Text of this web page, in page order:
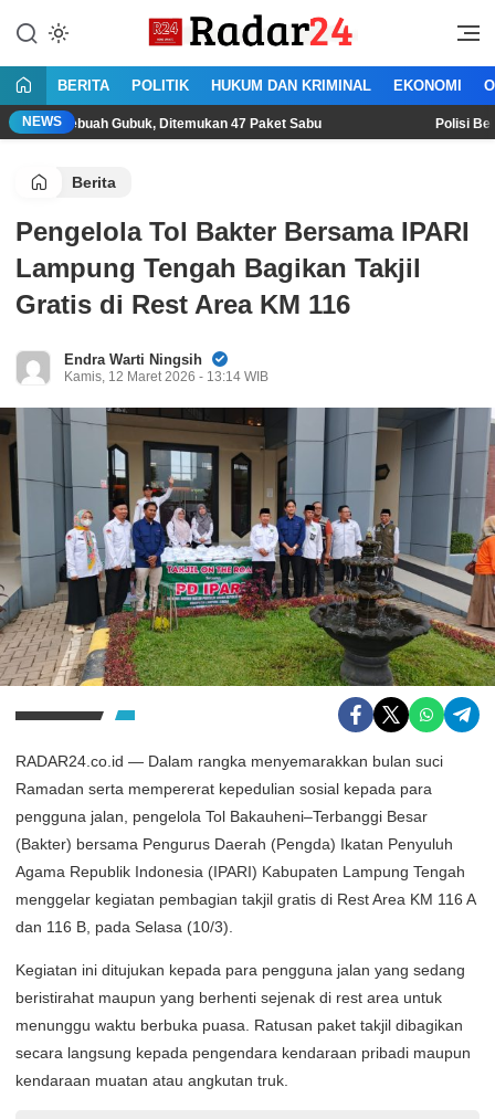
konten
Radar24.co.id
Jujur Lantang Bersuara
BERITA POLITIK HUKUM DAN KRIMINAL EKONOMI
NEWS
Gubuk, Ditemukan 47 Paket Sabu Polisi Bekuk Begal
Berita
Pengelola Tol Bakter Bersama IPARI
Lampung Tengah Bagikan Takjil
Gratis di Rest Area KM 116
Endra Warti Ningsih
Kamis, 12 Maret 2026 - 13:14 WIB
RADAR24.co.id — Dalam rangka menyemarakkan bulan suci
Ramadan serta mempererat kepedulian sosial kepada para
pengguna jalan, pengelola Tol Bakauheni–Terbanggi Besar
(Bakter) bersama Pengurus Daerah (Pengda) Ikatan Penyuluh
Agama Republik Indonesia (IPARI) Kabupaten Lampung Tengah
menggelar kegiatan pembagian takjil gratis di Rest Area KM 116 A
dan 116 B, pada Selasa (10/3).
Kegiatan ini ditujukan kepada para pengguna jalan yang sedang
beristirahat maupun yang berhenti sejenak di rest area untuk
menunggu waktu berbuka puasa. Ratusan paket takjil dibagikan
secara langsung kepada pengendara kendaraan pribadi maupun
kendaraan muatan atau angkutan truk.